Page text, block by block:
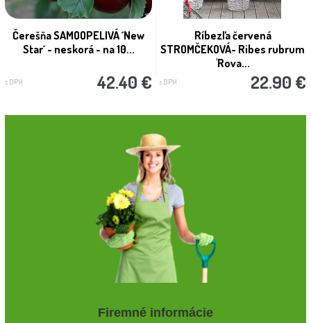
Čerešňa SAMOOPELIVÁ ´New
Star´ - neskorá - na 10...
s DPH 42.40 €
Ríbezľa červená
STROMČEKOVÁ- Ribes rubrum
'Rova...
s DPH 22.90 €
Firemné informácie